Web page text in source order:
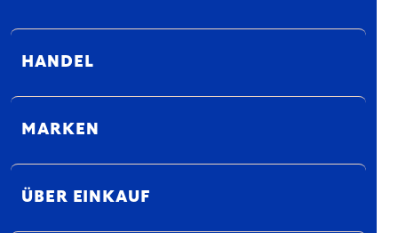
HANDEL
MARKEN
ÜBER EINKAUF